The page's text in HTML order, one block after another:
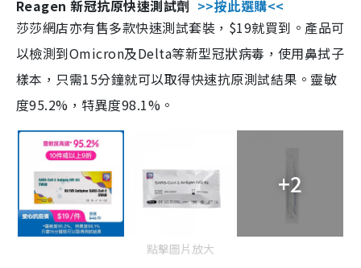
Reagen 新冠抗原快速測試劑 >>按此選購<<
莎莎網店亦有售多款快速測試套裝，$19就買到。產品可
以檢測到Omicron及Delta等新型冠狀病毒，使用鼻拭子
樣本，只需15分鐘就可以取得快速抗原測試結果。靈敏
度95.2%，特異度98.1%。
+2
點擊圖片放大